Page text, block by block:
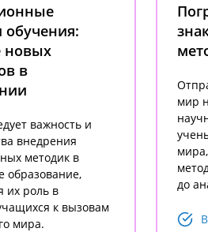
обучения:
новых
в
важность и
внедрения
методик в
образование,
их роль в
к вызовам
мира.
мир
до